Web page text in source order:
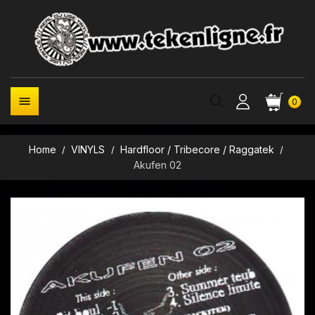
0

Home VINYLS
Hardfloor / Tribecore / Raggatek
Akufen 02